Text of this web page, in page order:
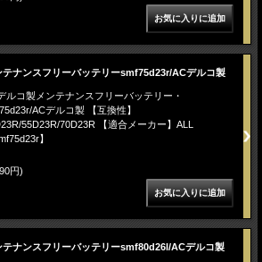
テナンスフリーバッテリーsmf75d23r/ACデルコ製
ルコ製メンテナンスフリーバッテリー・
ACデルコ製 【互換性】
55D23R/70D23R 【適合メーカー】ALL
】
円)
テナンスフリーバッテリーsmf80d26l/ACデルコ製